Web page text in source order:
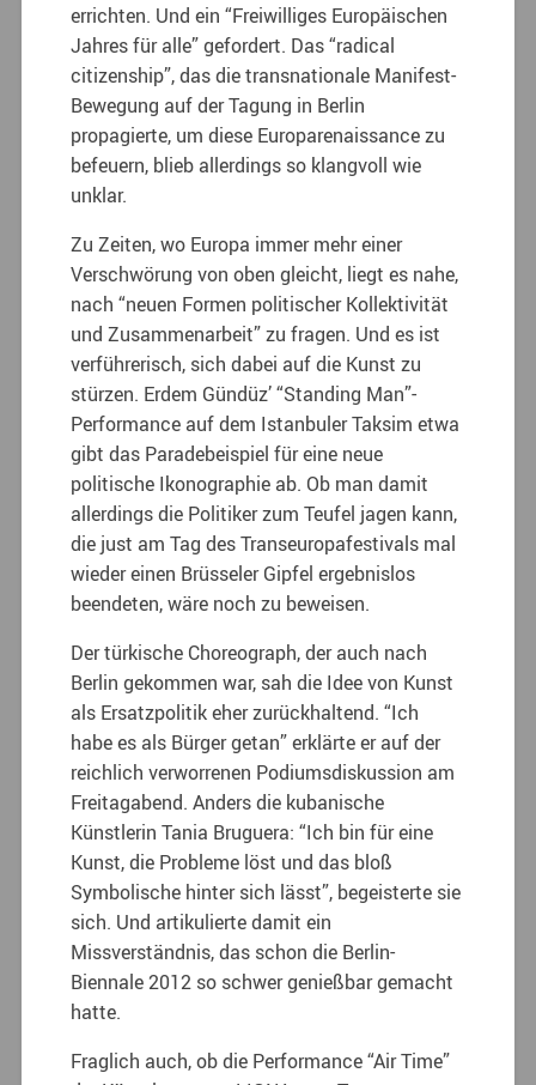
errichten. Und ein “Freiwilliges Europäischen
Jahres für alle” gefordert. Das “radical
citizenship”, das die transnationale Manifest-
Bewegung auf der Tagung in Berlin
propagierte, um diese Europarenaissance zu
befeuern, blieb allerdings so klangvoll wie
unklar.
Zu Zeiten, wo Europa immer mehr einer
Verschwörung von oben gleicht, liegt es nahe,
nach “neuen Formen politischer Kollektivität
und Zusammenarbeit” zu fragen. Und es ist
verführerisch, sich dabei auf die Kunst zu
stürzen. Erdem Gündüz’ “Standing Man”-
Performance auf dem Istanbuler Taksim etwa
gibt das Paradebeispiel für eine neue
politische Ikonographie ab. Ob man damit
allerdings die Politiker zum Teufel jagen kann,
die just am Tag des Transeuropafestivals mal
wieder einen Brüsseler Gipfel ergebnislos
beendeten, wäre noch zu beweisen.
Der türkische Choreograph, der auch nach
Berlin gekommen war, sah die Idee von Kunst
als Ersatzpolitik eher zurückhaltend. “Ich
habe es als Bürger getan” erklärte er auf der
reichlich verworrenen Podiumsdiskussion am
Freitagabend. Anders die kubanische
Künstlerin Tania Bruguera: “Ich bin für eine
Kunst, die Probleme löst und das bloß
Symbolische hinter sich lässt”, begeisterte sie
sich. Und artikulierte damit ein
Missverständnis, das schon die Berlin-
Biennale 2012 so schwer genießbar gemacht
hatte.
Fraglich auch, ob die Performance “Air Time”